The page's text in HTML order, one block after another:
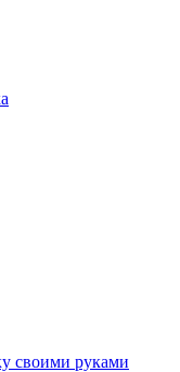
своими руками